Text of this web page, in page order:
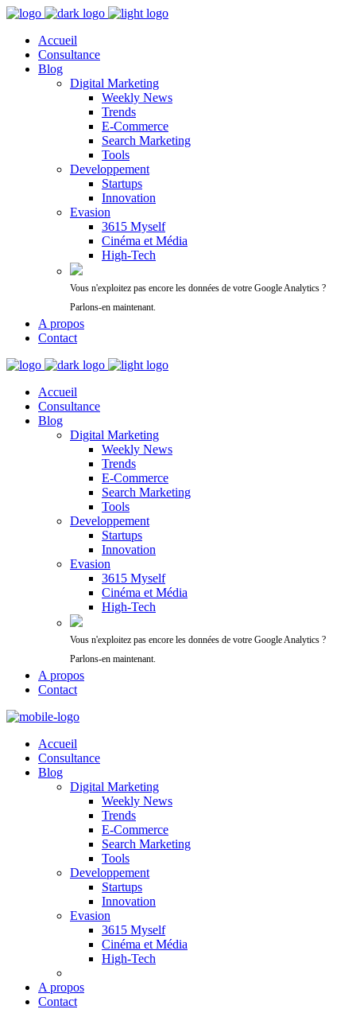
Accueil
Consultance
Blog
Digital Marketing
Weekly News
Trends
E-Commerce
Search Marketing
Tools
Developpement
Startups
Innovation
Evasion
3615 Myself
Cinéma et Média
High-Tech
Vous n'exploitez pas encore les données de votre Google Analytics ?
Parlons-en maintenant.
A propos
Contact
Accueil
Consultance
Blog
Digital Marketing
Weekly News
Trends
E-Commerce
Search Marketing
Tools
Developpement
Startups
Innovation
Evasion
3615 Myself
Cinéma et Média
High-Tech
Vous n'exploitez pas encore les données de votre Google Analytics ?
Parlons-en maintenant.
A propos
Contact
Accueil
Consultance
Blog
Digital Marketing
Weekly News
Trends
E-Commerce
Search Marketing
Tools
Developpement
Startups
Innovation
Evasion
3615 Myself
Cinéma et Média
High-Tech
A propos
Contact